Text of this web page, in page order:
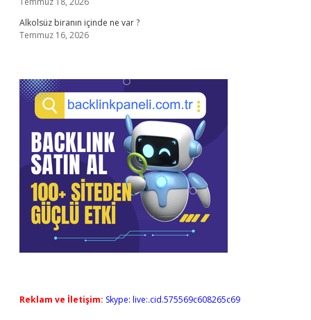
Alkolsüz biranın içinde ne var ?
Temmuz 16, 2026
Reklam ve İletişim: Skype: live:.cid.575569c608265c69